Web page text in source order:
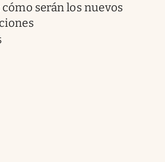
serán los nuevos